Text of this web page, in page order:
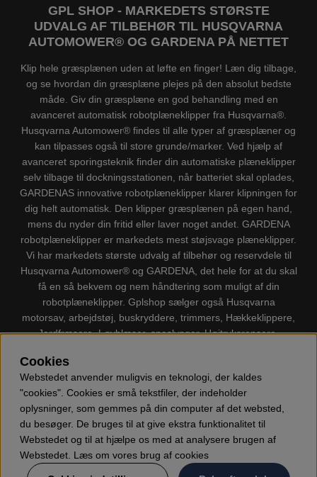
GPL SHOP - MARKEDETS STØRSTE
UDVALG AF TILBEHØR TIL HUSQVARNA
AUTOMOWER® OG GARDENA PÅ NETTET
Klip hele græsplænen uden at løfte en finger! Læn dig tilbage,
og se hvordan din græsplæne plejes på den absolut bedste
måde. Giv din græsplæne en god behandling med en
avanceret automatisk robotplæneklipper fra Husqvarna®.
Husqvarna Automower® findes til alle typer af græsplæner og
kan tilpasses også til store grunde/marker. Ved hjælp af
avanceret sporingsteknik finder din automatiske plæneklipper
selv tilbage til dockningsstationen, når batteriet skal oplades,
GARDENAS innovative robotplæneklipper klarer klipningen for
dig helt automatisk. Den klipper græsplænen på egen hand,
mens du nyder din fritid eller laver noget andet. GARDENA
robotplæneklipper er markedets mest støjsvage plæneklipper.
Vi har markedets største udvalg af tilbehør og reservdele til
Husqvarna Automower® og GARDENA, det hele for at du skal
få en så bekvem og nem håndtering som muligt af din
robotplæneklipper. Gplshop sælger også Husqvarna
motorsav, arbejdstøj, buskryddere, trimmers, Hækkeklippere,
Jordfræsere, Løvblæser, sneslynger, Højtryksrensere,
Cookies
Webstedet anvender muligvis en teknologi, der kaldes
"cookies". Cookies er små tekstfiler, der indeholder
oplysninger, som gemmes på din computer af det websted,
du besøger. De bruges til at give ekstra funktionalitet til
Webstedet og til at hjælpe os med at analysere brugen af
Webstedet. Læs om vores brug af cookies